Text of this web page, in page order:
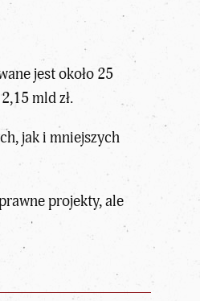
jest około 25
mld zł.
jak i mniejszych
projekty, ale